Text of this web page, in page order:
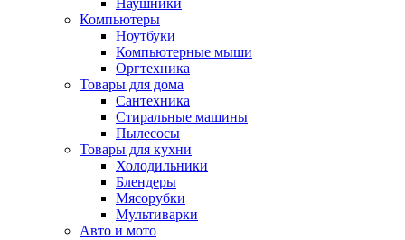
Наушники
Компьютеры
Ноутбуки
Компьютерные мыши
Оргтехника
Товары для дома
Сантехника
Стиральные машины
Пылесосы
Товары для кухни
Холодильники
Блендеры
Мясорубки
Мультиварки
Авто и мото